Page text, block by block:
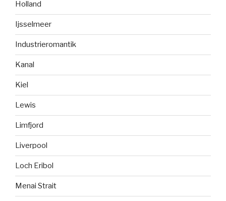
Holland
Ijsselmeer
Industrieromantik
Kanal
Kiel
Lewis
Limfjord
Liverpool
Loch Eribol
Menai Strait